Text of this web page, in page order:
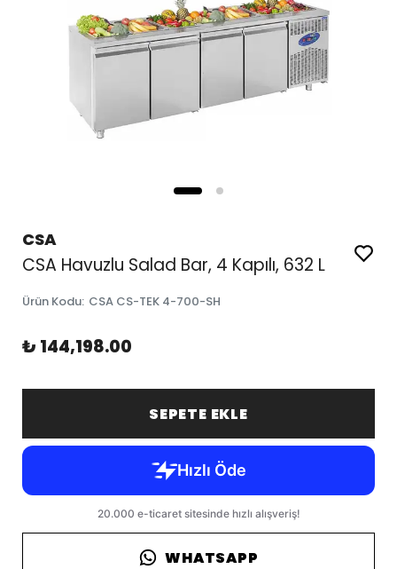
CSA
CSA Havuzlu Salad Bar, 4 Kapılı, 632 L
Ürün Kodu: CSA CS-TEK 4-700-SH
₺ 144,198.00
SEPETE EKLE
WHATSAPP